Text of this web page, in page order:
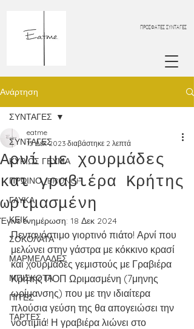
ΠΡΟΣΦΑΤΕΣ ΣΥΝΤΑΓΕΣ
Ανάρτηση
ΣΥΝΤΑΓΕΣ
ΚΥΡΙΩΣ ΓΕΥΜΑ
ΠΡΩΙΝΟ_BRUNCH
ΓΛΥΚΑ
ΚΕΙΚ
ΣΟΚΟΛΑΤΑ
ΜΑΡΜΕΛΑΔΕΣ
ΜΠΙΣΚΟΤΑ
ΠΙΤΕΣ
ΤΑΡΤΕΣ
ΣΥΝΤΑΓΕΣ
Αρνί με χουρμάδες
και γραβιέρα Κρήτης
ωριμασμένη
eatme
15 Δεκ 2023 διαβάστηκε 2 λεπτά
Έγινε ενημέρωση: 18 Δεκ 2024
Πεντανόστιμο γιορτινό πιάτο! Αρνί που
μελώνει στην γάστρα με κόκκινο κρασί
και χουρμάδες γεμιστούς με Γραβιέρα
Κρήτης ΠΟΠ Ωριμασμένη (7μηνης
ωρίμανσης) που με την ιδιαίτερα
πλούσια γεύση της θα απογειώσει την
νοστιμιά! Η γραβιέρα λιώνει στο